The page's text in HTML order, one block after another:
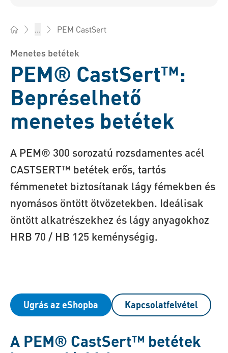
... PEM CastSert
Menetes betétek
PEM® CastSert™:
Bepréselhető
menetes betétek
A PEM® 300 sorozatú rozsdamentes acél
CASTSERT™ betétek erős, tartós
fémmenetet biztosítanak lágy fémekben és
nyomásos öntött ötvözetekben. Ideálisak
öntött alkatrészekhez és lágy anyagokhoz
HRB 70 / HB 125 keménységig.
Ugrás az eShopba Kapcsolatfelvétel
A PEM® CastSert™ betétek